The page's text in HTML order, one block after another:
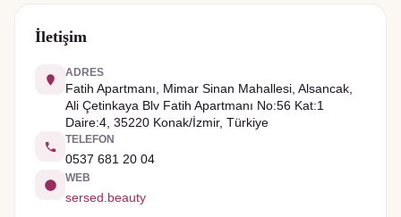
İletişim
ADRES
Fatih Apartmanı, Mimar Sinan Mahallesi, Alsancak,
Ali Çetinkaya Blv Fatih Apartmanı No:56 Kat:1
Daire:4, 35220 Konak/İzmir, Türkiye
TELEFON
0537 681 20 04
WEB
sersed.beauty